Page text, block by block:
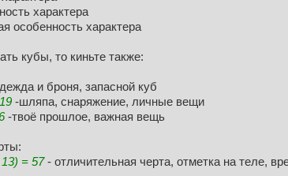
характера
особенность характера
кубы, то киньте также:
и броня, запасной куб
-шляпа, снаряжение, личные вещи
-твоё прошлое, важная вещь
= 57- отличительная черта, отметка на теле,